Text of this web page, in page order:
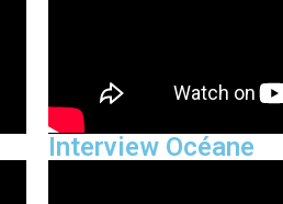
Interview Océane